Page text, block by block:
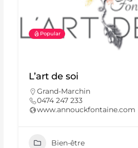
Popular
L’art de soi
Grand-Marchin
0474 247 233
www.annouckfontaine.com
Bien-être